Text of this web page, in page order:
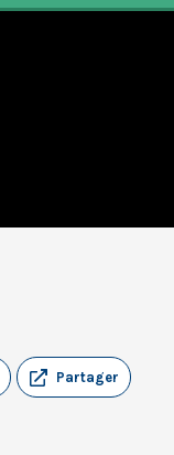
Partager